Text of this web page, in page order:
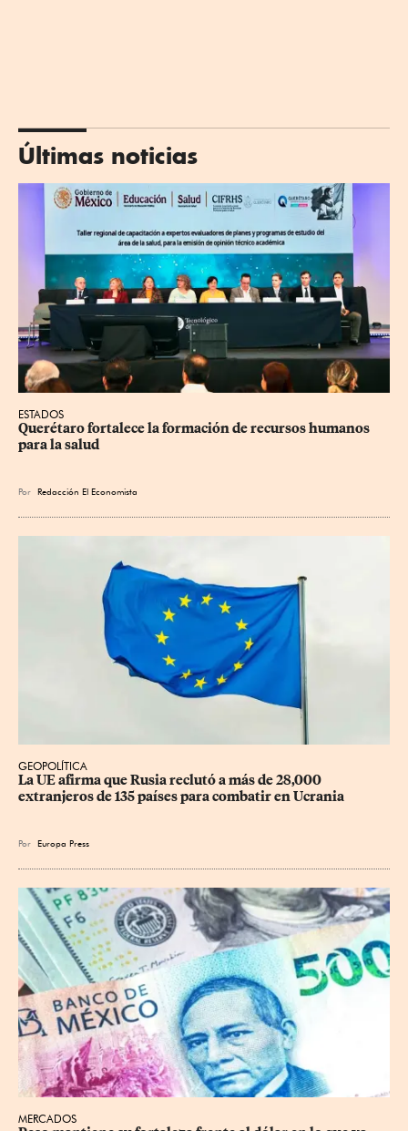
Últimas noticias
ESTADOS
Querétaro fortalece la formación de recursos humanos
para la salud
Por Redacción El Economista
GEOPOLÍTICA
La UE afirma que Rusia reclutó a más de 28,000
extranjeros de 135 países para combatir en Ucrania
Por Europa Press
MERCADOS